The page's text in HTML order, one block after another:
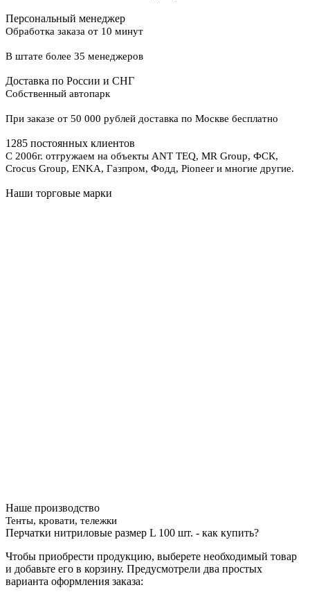
Персональный менеджер
Обработка заказа от 10 минут
В штате более 35 менеджеров
Доставка по России и СНГ
Собственный автопарк
При заказе от 50 000 рублей доставка по Москве бесплатно
1285 постоянных клиентов
С 2006г. отгружаем на объекты ANT TEQ, MR Group, ФСК,
Crocus Group, ENKA, Газпром, Фодд, Pioneer и многие другие.
Наши торговые марки
Наше производство
Тенты, кровати, тележки
Перчатки нитриловые размер L 100 шт. - как купить?
Чтобы приобрести продукцию, выберете необходимый товар
и добавьте его в корзину. Предусмотрели два простых
варианта оформления заказа: